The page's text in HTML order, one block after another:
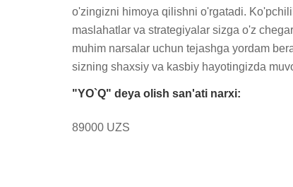
o'zingizni himoya qilishni o'rgatadi.
maslahatlar va strategiyalar sizga o'z
muhim narsalar uchun tejashga yordam
sizning shaxsiy va kasbiy hayotingizda
"YO`Q" deya olish san'ati narxi:
89000 UZS